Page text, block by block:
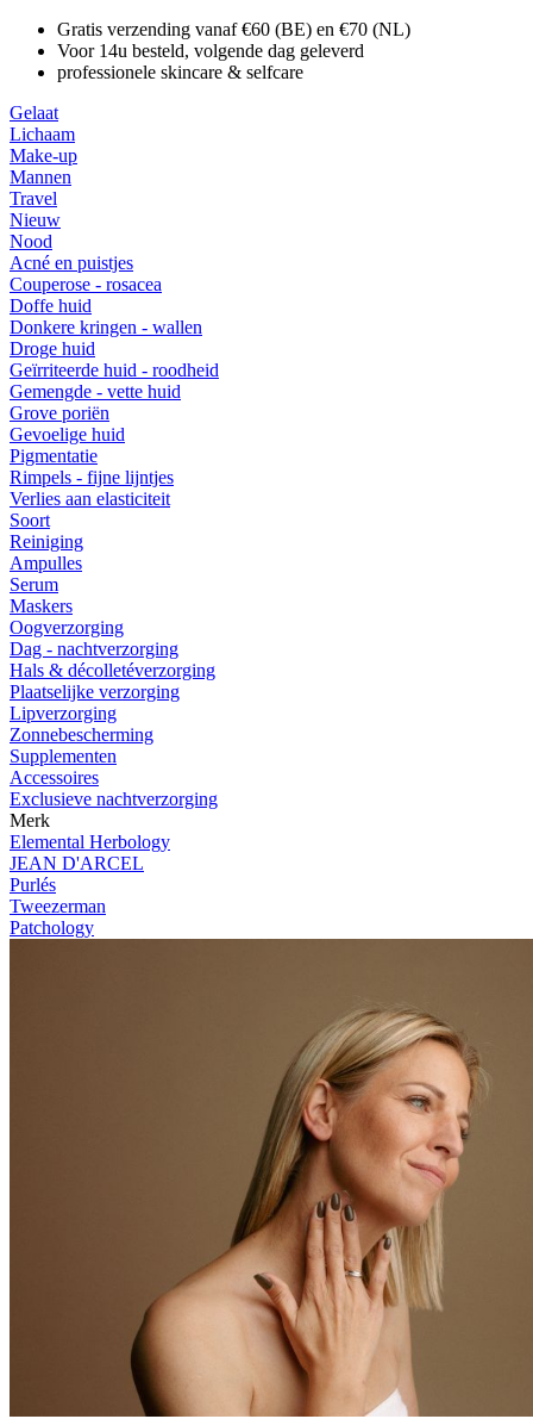
Gratis verzending vanaf €60 (BE) en €70 (NL)
Voor 14u besteld, volgende dag geleverd
professionele skincare & selfcare
Gelaat
Lichaam
Make-up
Mannen
Travel
Nieuw
Nood
Acné en puistjes
Couperose - rosacea
Doffe huid
Donkere kringen - wallen
Droge huid
Geïrriteerde huid - roodheid
Gemengde - vette huid
Grove poriën
Gevoelige huid
Pigmentatie
Rimpels - fijne lijntjes
Verlies aan elasticiteit
Soort
Reiniging
Ampulles
Serum
Maskers
Oogverzorging
Dag - nachtverzorging
Hals & décolletéverzorging
Plaatselijke verzorging
Lipverzorging
Zonnebescherming
Supplementen
Accessoires
Exclusieve nachtverzorging
Merk
Elemental Herbology
JEAN D'ARCEL
Purlés
Tweezerman
Patchology